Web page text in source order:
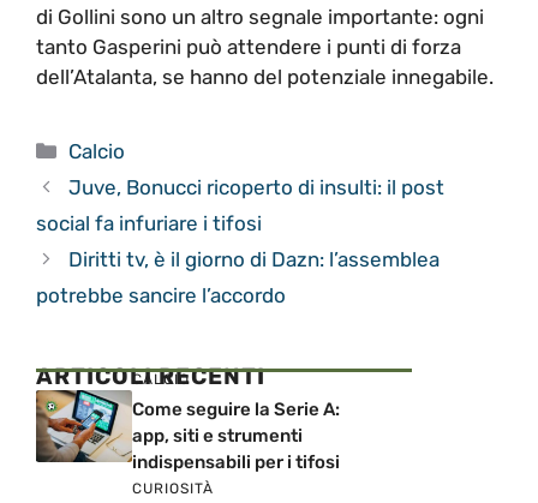
di Gollini sono un altro segnale importante: ogni
tanto Gasperini può attendere i punti di forza
dell’Atalanta, se hanno del potenziale innegabile.
Categorie
Calcio
Juve, Bonucci ricoperto di insulti: il post
social fa infuriare i tifosi
Diritti tv, è il giorno di Dazn: l’assemblea
potrebbe sancire l’accordo
ARTICOLI RECENTI
CALCIO
Come seguire la Serie A:
app, siti e strumenti
indispensabili per i tifosi
CURIOSITÀ